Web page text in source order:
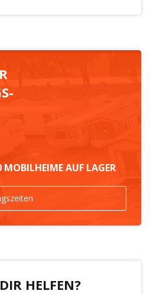
AUF LAGER
HELFEN?